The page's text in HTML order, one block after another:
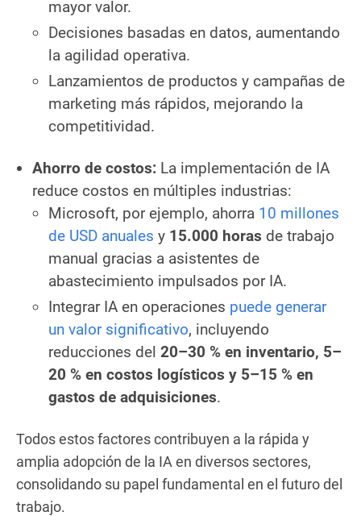
mayor valor.
Decisiones basadas en datos, aumentando
la agilidad operativa.
Lanzamientos de productos y campañas de
marketing más rápidos, mejorando la
competitividad.
Ahorro de costos: La implementación de IA
reduce costos en múltiples industrias:
Microsoft, por ejemplo, ahorra 10 millones
de USD anuales y 15.000 horas de trabajo
manual gracias a asistentes de
abastecimiento impulsados por IA.
Integrar IA en operaciones puede generar
un valor significativo, incluyendo
reducciones del 20–30 % en inventario, 5–
20 % en costos logísticos y 5–15 % en
gastos de adquisiciones.
Todos estos factores contribuyen a la rápida y
amplia adopción de la IA en diversos sectores,
consolidando su papel fundamental en el futuro del
trabajo.